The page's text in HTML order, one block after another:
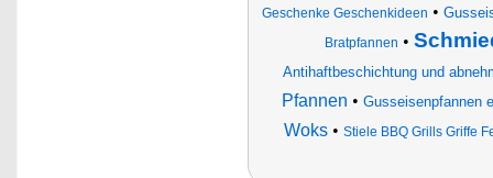
Geschenke Geschenkideen •
Bratpfannen •
Antihaftbeschichtung und
Pfannen • Gusseisenpfannen
Woks • Stiele BBQ Grills Griffe